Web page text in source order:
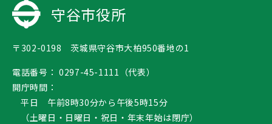
守谷市役所
〒302-0198 茨城県守谷市大柏950番地の1
電話番号： 0297-45-1111（代表）
開庁時間：
平日 午前8時30分から午後5時15分
（土曜日・日曜日・祝日・年末年始は閉庁）